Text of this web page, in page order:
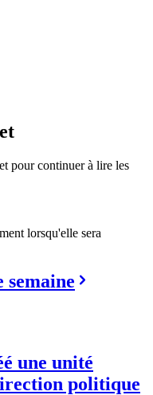
pour continuer à lire les
lorsqu'elle sera
semaine
une unité
politique